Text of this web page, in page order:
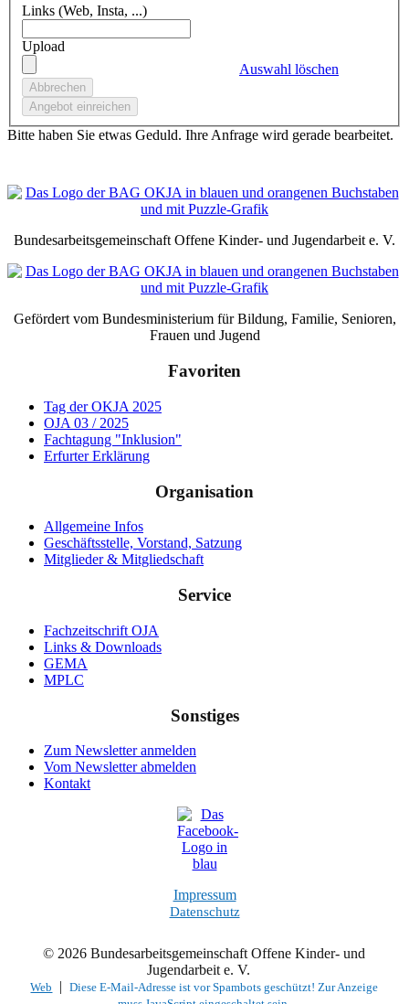
Links (Web, Insta, ...)
Upload
Auswahl löschen
Bitte haben Sie etwas Geduld. Ihre Anfrage wird gerade bearbeitet.
Bundesarbeitsgemeinschaft Offene Kinder- und Jugendarbeit e. V.
Gefördert vom Bundesministerium für Bildung, Familie, Senioren,
Frauen und Jugend
Favoriten
Tag der OKJA 2025
OJA 03 / 2025
Fachtagung "Inklusion"
Erfurter Erklärung
Organisation
Allgemeine Infos
Geschäftsstelle, Vorstand, Satzung
Mitglieder & Mitgliedschaft
Service
Fachzeitschrift OJA
Links & Downloads
GEMA
MPLC
Sonstiges
Zum Newsletter anmelden
Vom Newsletter abmelden
Kontakt
Impressum
Datenschutz
© 2026 Bundesarbeitsgemeinschaft Offene Kinder- und
Jugendarbeit e. V.
Web |Diese E-Mail-Adresse ist vor Spambots geschützt! Zur Anzeige